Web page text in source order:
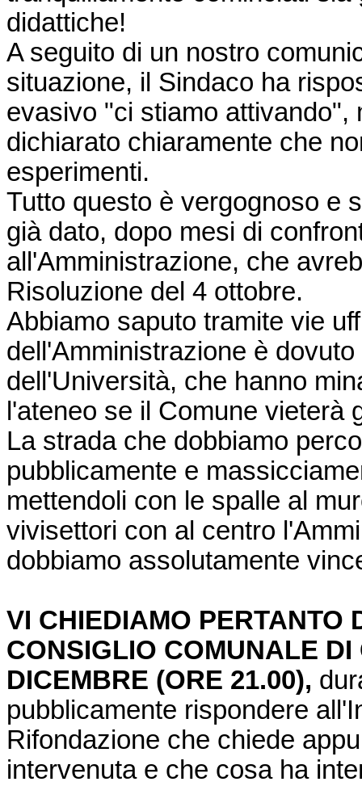
didattiche!
A seguito di un nostro
situazione, il Sindaco ha
evasivo "ci stiamo
dichiarato chiaramente che
esperimenti.
Tutto questo è vergognoso e
già dato, dopo mesi di
all'Amministrazione, che
Risoluzione del 4 ottobre.
Abbiamo saputo tramite vie
dell'Amministrazione è
dell'Università, che hanno
l'ateneo se il Comune vieterà
La strada che dobbiamo
pubblicamente e
mettendoli con le spalle al
vivisettori con al centro
dobbiamo assolutamente
VI CHIEDIAMO PERTANTO
CONSIGLIO COMUNALE DI
DICEMBRE (ORE 21.00),
pubblicamente rispondere
Rifondazione che chiede
intervenuta e che cosa ha